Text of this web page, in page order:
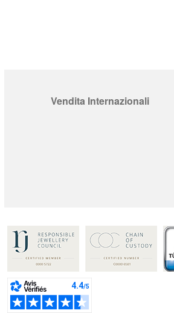
Vendita Internazionali